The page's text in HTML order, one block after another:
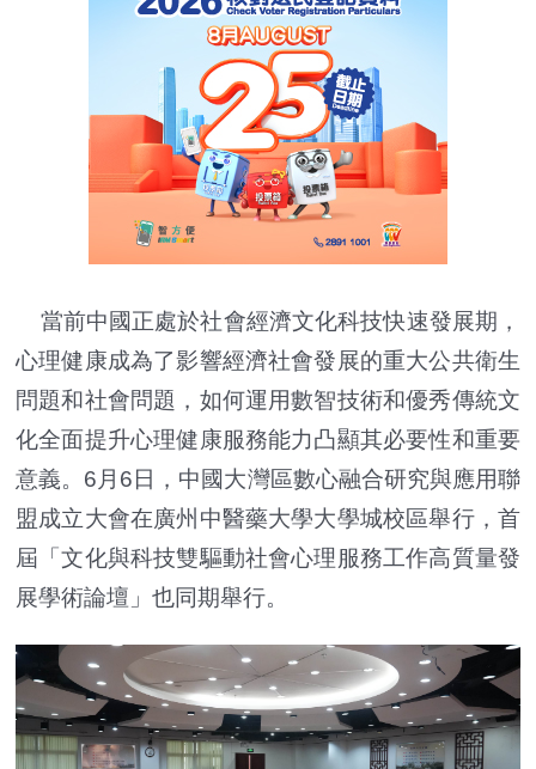
當前中國正處於社會經濟文化科技快速發展期，
心理健康成為了影響經濟社會發展的重大公共衛生
問題和社會問題，如何運用數智技術和優秀傳統文
化全面提升心理健康服務能力凸顯其必要性和重要
意義。6月6日，中國大灣區數心融合研究與應用聯
盟成立大會在廣州中醫藥大學大學城校區舉行，首
屆「文化與科技雙驅動社會心理服務工作高質量發
展學術論壇」也同期舉行。